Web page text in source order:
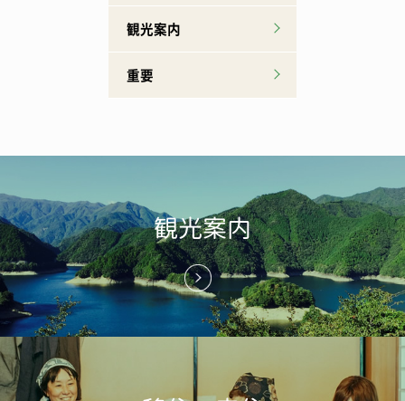
観光案内
重要
観光案内